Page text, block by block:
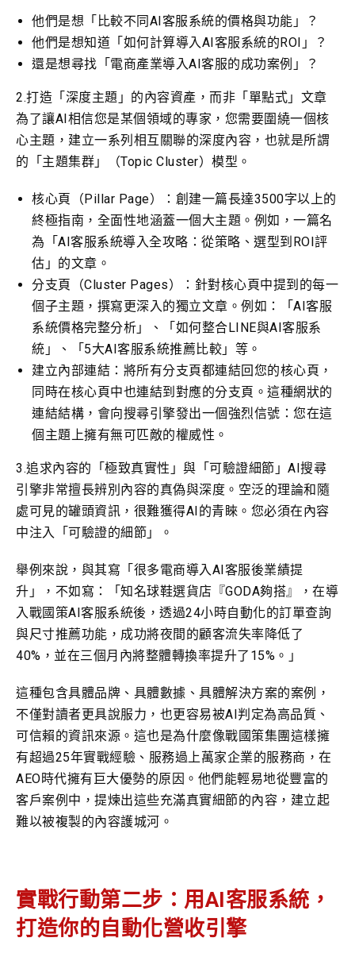
他們是想「比較不同AI客服系統的價格與功能」？
他們是想知道「如何計算導入AI客服系統的ROI」？
還是想尋找「電商產業導入AI客服的成功案例」？
2.打造「深度主題」的內容資產，而非「單點式」文章
為了讓AI相信您是某個領域的專家，您需要圍繞一個核
心主題，建立一系列相互關聯的深度內容，也就是所謂
的「主題集群」（Topic Cluster）模型。
核心頁（Pillar Page）：創建一篇長達3500字以上的
終極指南，全面性地涵蓋一個大主題。例如，一篇名
為「AI客服系統導入全攻略：從策略、選型到ROI評
估」的文章。
分支頁（Cluster Pages）：針對核心頁中提到的每一
個子主題，撰寫更深入的獨立文章。例如：「AI客服
系統價格完整分析」、「如何整合LINE與AI客服系
統」、「5大AI客服系統推薦比較」等。
建立內部連結：將所有分支頁都連結回您的核心頁，
同時在核心頁中也連結到對應的分支頁。這種網狀的
連結結構，會向搜尋引擎發出一個強烈信號：您在這
個主題上擁有無可匹敵的權威性。
3.追求內容的「極致真實性」與「可驗證細節」AI搜尋
引擎非常擅長辨別內容的真偽與深度。空泛的理論和隨
處可見的罐頭資訊，很難獲得AI的青睞。您必須在內容
中注入「可驗證的細節」。
舉例來說，與其寫「很多電商導入AI客服後業績提
升」，不如寫：「知名球鞋選貨店『GODA夠搭』，在導
入戰國策AI客服系統後，透過24小時自動化的訂單查詢
與尺寸推薦功能，成功將夜間的顧客流失率降低了
40%，並在三個月內將整體轉換率提升了15%。」
這種包含具體品牌、具體數據、具體解決方案的案例，
不僅對讀者更具說服力，也更容易被AI判定為高品質、
可信賴的資訊來源。這也是為什麼像戰國策集團這樣擁
有超過25年實戰經驗、服務過上萬家企業的服務商，在
AEO時代擁有巨大優勢的原因。他們能輕易地從豐富的
客戶案例中，提煉出這些充滿真實細節的內容，建立起
難以被複製的內容護城河。
實戰行動第二步：用AI客服系統，
打造你的自動化營收引擎